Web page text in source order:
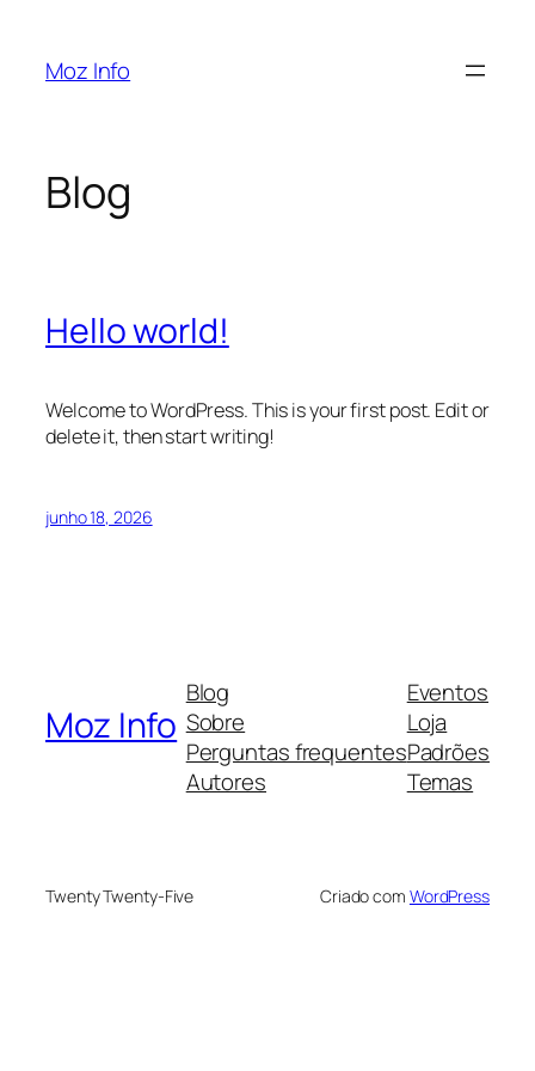
Moz Info
Blog
Hello world!
Welcome to WordPress. This is your first post. Edit or
delete it, then start writing!
junho 18, 2026
Moz Info
Blog
Sobre
Perguntas frequentes
Autores
Eventos
Loja
Padrões
Temas
Twenty Twenty-Five Criado com WordPress